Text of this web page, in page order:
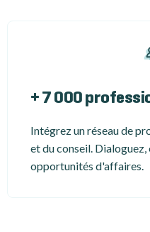
+ 7 000
Intégrez un réseau de
et du conseil.
opportunités d'affaires.